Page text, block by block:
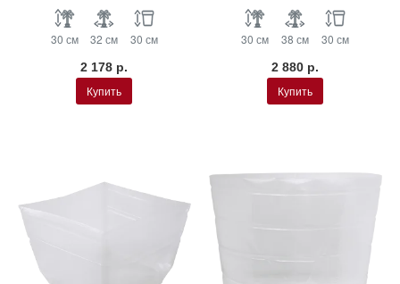
30 см 32 см 30 см
2 178 р.
Купить
30 см 38 см 30 см
2 880 р.
Купить